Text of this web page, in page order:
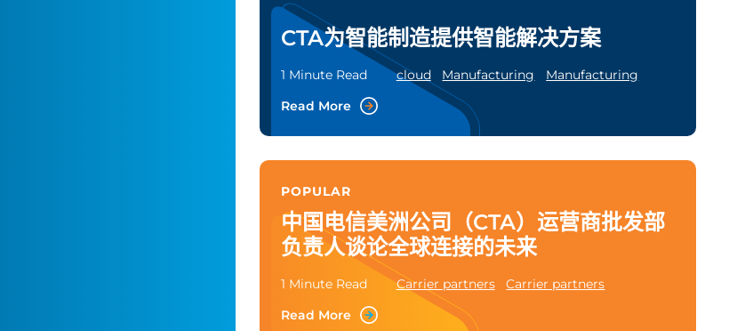
CTA为智能制造提供智能解决方案
1 Minute Read cloud Manufacturing
Manufacturing
Read More
POPULAR
中国电信美洲公司（CTA）运营商批发部
负责人谈论全球连接的未来
1 Minute Read Carrier partners
Carrier partners
Read More